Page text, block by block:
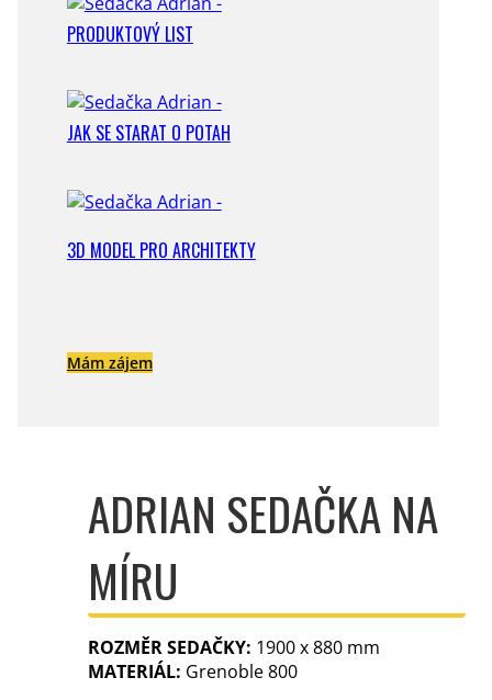
PRODUKTOVÝ LIST
JAK SE STARAT O POTAH
3D MODEL PRO ARCHITEKTY
Mám zájem
ADRIAN SEDAČKA NA
MÍRU
ROZMĚR SEDAČKY: 1900 x 880 mm
MATERIÁL: Grenoble 800